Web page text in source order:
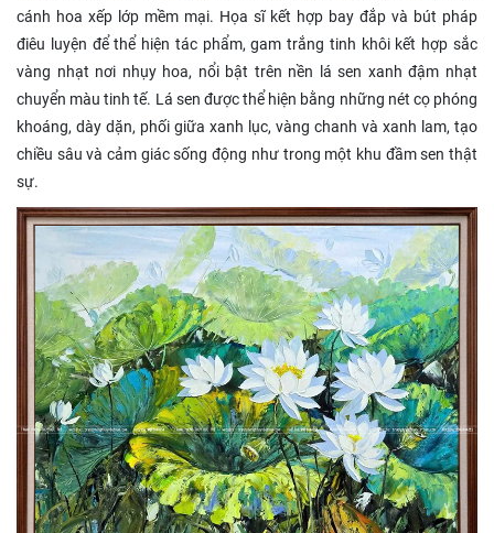
cánh hoa xếp lớp mềm mại. Họa sĩ kết hợp bay đắp và bút pháp
điêu luyện để thể hiện tác phẩm, gam trắng tinh khôi kết hợp sắc
vàng nhạt nơi nhụy hoa, nổi bật trên nền lá sen xanh đậm nhạt
chuyển màu tinh tế. Lá sen được thể hiện bằng những nét cọ phóng
khoáng, dày dặn, phối giữa xanh lục, vàng chanh và xanh lam, tạo
chiều sâu và cảm giác sống động như trong một khu đầm sen thật
sự.